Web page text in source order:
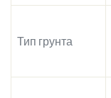
Тип грунта